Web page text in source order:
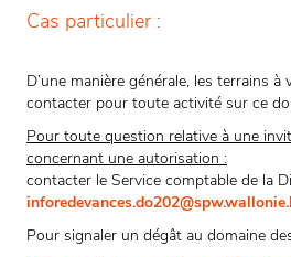
Cas particulier :
D’une manière générale, les terrains
contacter pour toute activité sur ce
Pour toute question relative à une
concernant une autorisation :
contacter le Service comptable de la
Pour signaler un dégât au domaine